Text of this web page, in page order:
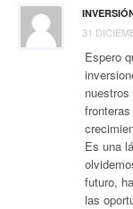
31
Espero
Es una
futuro,
las